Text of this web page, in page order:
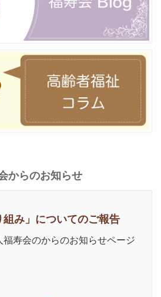
からのお知らせ
組み」についてのご報告
寿会のからのお知らせページ